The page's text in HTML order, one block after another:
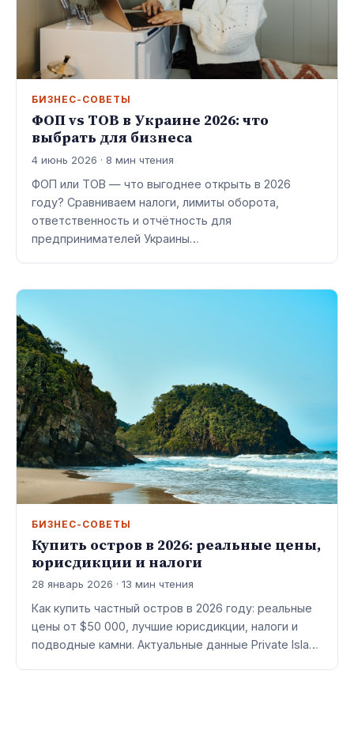
БИЗНЕС-СОВЕТЫ
ФОП vs ТОВ в Украине 2026: что
выбрать для бизнеса
4 июнь 2026 · 8 мин чтения
ФОП или ТОВ — что выгоднее открыть в 2026
году? Сравниваем налоги, лимиты оборота,
ответственность и отчётность для
предпринимателей Украины…
БИЗНЕС-СОВЕТЫ
Купить остров в 2026: реальные цены,
юрисдикции и налоги
28 январь 2026 · 13 мин чтения
Как купить частный остров в 2026 году: реальные
цены от $50 000, лучшие юрисдикции, налоги и
подводные камни. Актуальные данные Private Isla…